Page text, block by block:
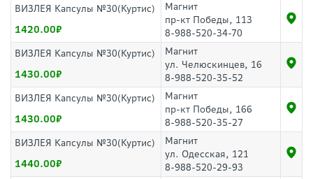
ВИЗЛЕЯ Капсулы №30(Куртис)
1420.00
Магнит
пр-кт Победы, 113
8-988-520-34-70
ВИЗЛЕЯ Капсулы №30(Куртис)
1430.00
Магнит
ул. Челюскинцев, 16
8-988-520-35-52
ВИЗЛЕЯ Капсулы №30(Куртис)
1430.00
Магнит
пр-кт Победы, 166
8-988-520-35-27
ВИЗЛЕЯ Капсулы №30(Куртис)
1440.00
Магнит
ул. Одесская, 121
8-988-520-29-93